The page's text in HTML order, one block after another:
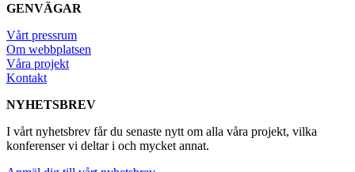
GENVÄGAR
Vårt pressrum
Om webbplatsen
Våra projekt
Kontakt
NYHETSBREV
I vårt nyhetsbrev får du senaste nytt om alla våra projekt, vilka
konferenser vi deltar i och mycket annat.